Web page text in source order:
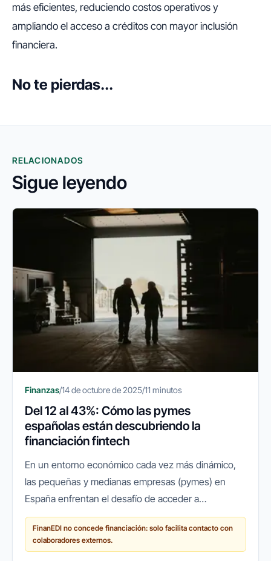
más eficientes, reduciendo costos operativos y
ampliando el acceso a créditos con mayor inclusión
financiera.
No te pierdas...
RELACIONADOS
Sigue leyendo
Finanzas/14 de octubre de 2025/11 minutos
Del 12 al 43%: Cómo las pymes
españolas están descubriendo la
financiación fintech
En un entorno económico cada vez más dinámico,
las pequeñas y medianas empresas (pymes) en
España enfrentan el desafío de acceder a
financiación ágil y flexible para crecer, innovar o
simplemente mantener sus...
FinanEDI no concede financiación: solo facilita contacto con
colaboradores externos.